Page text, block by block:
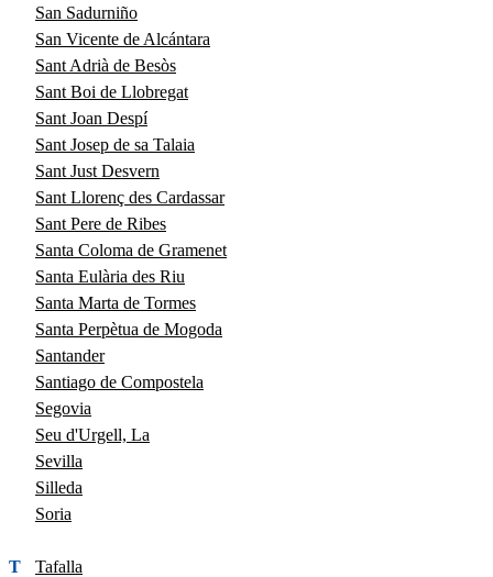
San Sadurniño
San Vicente de Alcántara
Sant Adrià de Besòs
Sant Boi de Llobregat
Sant Joan Despí
Sant Josep de sa Talaia
Sant Just Desvern
Sant Llorenç des Cardassar
Sant Pere de Ribes
Santa Coloma de Gramenet
Santa Eulària des Riu
Santa Marta de Tormes
Santa Perpètua de Mogoda
Santander
Santiago de Compostela
Segovia
Seu d'Urgell, La
Sevilla
Silleda
Soria
T
Tafalla